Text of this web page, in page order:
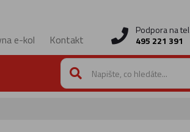
e-kol Kontakt
Podpora na
495 221 391